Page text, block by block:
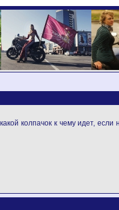
колпачок к чему идет,